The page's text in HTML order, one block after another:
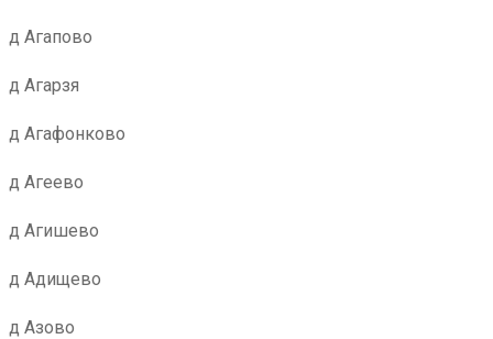
д Агапово
д Агарзя
д Агафонково
д Агеево
д Агишево
д Адищево
д Азово